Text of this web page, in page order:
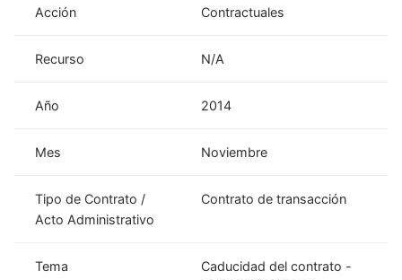
Acción
Contractuales
Recurso N/A
Año 2014
Mes Noviembre
Tipo de Contrato /
Acto Administrativo
Contrato de transacción
Tema
Caducidad del contrato -